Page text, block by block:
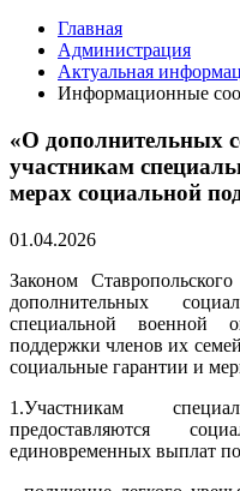
Главная
Администрация
Актуальная
Информационные
«О дополнительных
участникам
мерах социальной
01.04.2026
Законом
дополнительных
специальной военной
поддержки членов их
социальные гарантии и
1.Участникам
предоставляются
единовременных выплат